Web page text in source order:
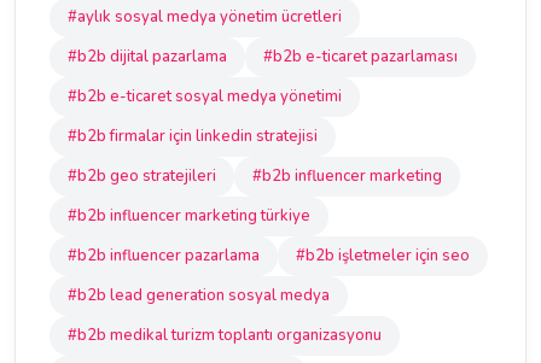
#aylık sosyal medya yönetim ücretleri
#b2b dijital pazarlama
#b2b e-ticaret pazarlaması
#b2b e-ticaret sosyal medya yönetimi
#b2b firmalar için linkedin stratejisi
#b2b geo stratejileri
#b2b influencer marketing
#b2b influencer marketing türkiye
#b2b influencer pazarlama
#b2b işletmeler için seo
#b2b lead generation sosyal medya
#b2b medikal turizm toplantı organizasyonu